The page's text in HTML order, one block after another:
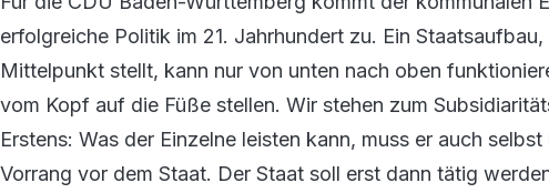
erfolgreiche Politik im 21. Jahrhundert zu. Ein
Mittelpunkt stellt, kann nur von unten nach oben
vom Kopf auf die Füße stellen. Wir stehen zum
Erstens: Was der Einzelne leisten kann, muss er auch
Vorrang vor dem Staat. Der Staat soll erst dann tätig